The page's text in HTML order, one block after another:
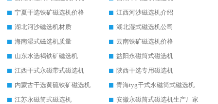
宁夏干选铁矿磁选机价格
江西河沙磁选机介绍
湖北河沙磁选机材质
湖北湿式磁选机公司
海南湿式磁选机质量
云南铁矿磁选机价格
山东水选褐铁矿磁选机
益阳永磁筒式磁选机
江西干式永磁带式磁选机
陕西干选专用磁选机
内蒙古干选黄硫铁矿磁选机
青海tyg干式永磁筒式磁选机
江苏永磁筒式磁选机
安徽永磁筒式磁选机生产厂家